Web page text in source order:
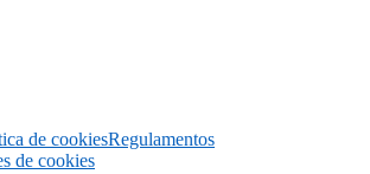
de cookiesRegulamentos
de cookies